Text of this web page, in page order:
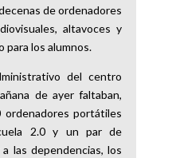
de ordenadores
altavoces y
para los alumnos.
del centro
de ayer faltaban,
portátiles
2.0 y un par de
las dependencias, los